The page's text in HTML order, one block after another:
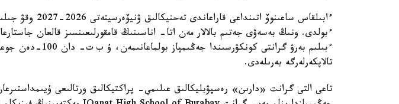
ءبولدى. ونىڭ بەسەۋى جەتىم بالالار مەن اتا- اناسىنىڭ قامقورلىعىنسىز قالعان
ءبىلىم بەرۋ گرانتى كونكۋرسىندا
تالاپكەرلەرگە بەرىلەدى.
تاعى التى گرانت «دارىن» رەسپۋبليكالىق عىلىمي- پراكتيكالىق ورتالىعى